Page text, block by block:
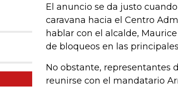
El anuncio se da justo
caravana hacia el Centro
hablar con el alcalde,
de bloqueos en las
No obstante, representantes
reunirse con el mandatario